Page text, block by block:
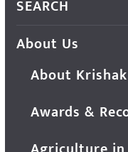
SEARCH
About Us
About
Awards &